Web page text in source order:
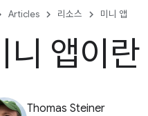
Articles 리소스 미니 앱
니 앱이
Thomas Steiner